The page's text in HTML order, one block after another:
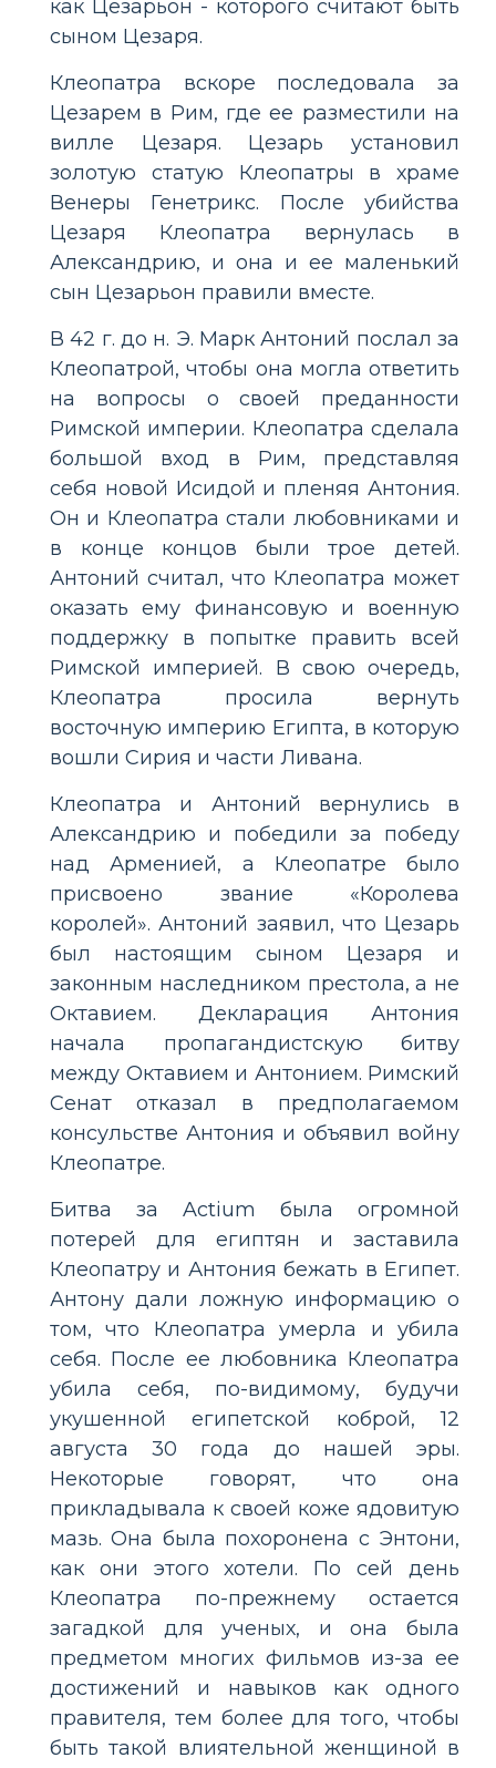
как Цезарьон - которого считают быть
сыном Цезаря.
Клеопатра вскоре последовала за
Цезарем в Рим, где ее разместили на
вилле Цезаря. Цезарь установил
золотую статую Клеопатры в храме
Венеры Генетрикс. После убийства
Цезаря Клеопатра вернулась в
Александрию, и она и ее маленький
сын Цезарьон правили вместе.
В 42 г. до н. Э. Марк Антоний послал за
Клеопатрой, чтобы она могла ответить
на вопросы о своей преданности
Римской империи. Клеопатра сделала
большой вход в Рим, представляя
себя новой Исидой и пленяя Антония.
Он и Клеопатра стали любовниками и
в конце концов были трое детей.
Антоний считал, что Клеопатра может
оказать ему финансовую и военную
поддержку в попытке править всей
Римской империей. В свою очередь,
Клеопатра просила вернуть
восточную империю Египта, в которую
вошли Сирия и части Ливана.
Клеопатра и Антоний вернулись в
Александрию и победили за победу
над Арменией, а Клеопатре было
присвоено звание «Королева
королей». Антоний заявил, что Цезарь
был настоящим сыном Цезаря и
законным наследником престола, а не
Октавием. Декларация Антония
начала пропагандистскую битву
между Октавием и Антонием. Римский
Сенат отказал в предполагаемом
консульстве Антония и объявил войну
Клеопатре.
Битва за Actium была огромной
потерей для египтян и заставила
Клеопатру и Антония бежать в Египет.
Антону дали ложную информацию о
том, что Клеопатра умерла и убила
себя. После ее любовника Клеопатра
убила себя, по-видимому, будучи
укушенной египетской коброй, 12
августа 30 года до нашей эры.
Некоторые говорят, что она
прикладывала к своей коже ядовитую
мазь. Она была похоронена с Энтони,
как они этого хотели. По сей день
Клеопатра по-прежнему остается
загадкой для ученых, и она была
предметом многих фильмов из-за ее
достижений и навыков как одного
правителя, тем более для того, чтобы
быть такой влиятельной женщиной в